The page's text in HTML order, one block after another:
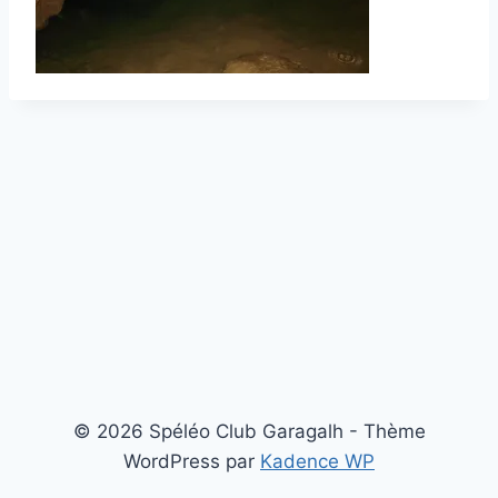
© 2026 Spéléo Club Garagalh - Thème
WordPress par Kadence WP